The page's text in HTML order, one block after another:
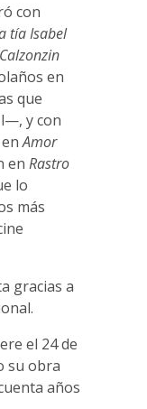
con
tía Isabel
Calzonzin
en
que
y con
enAmor
en Rastro
lo
más
gracias a
el 24 de
su obra
años